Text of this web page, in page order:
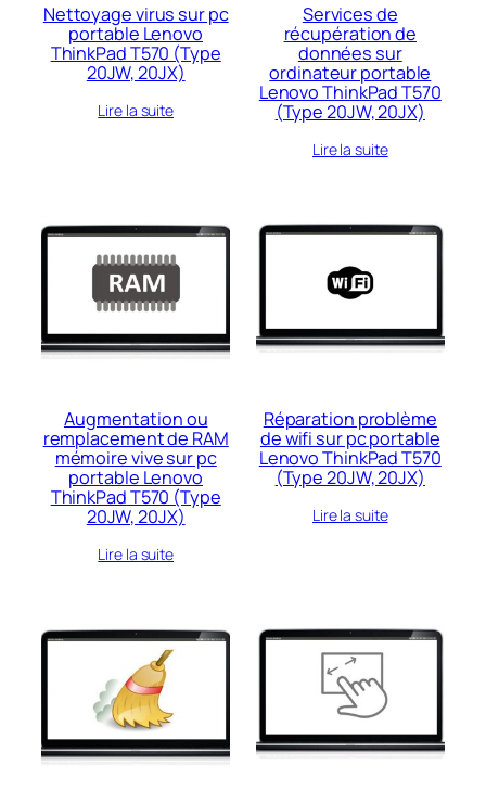
Nettoyage virus sur pc
portable Lenovo
ThinkPad T570 (Type
20JW, 20JX)
Lire la suite
Services de
récupération de
données sur
ordinateur portable
Lenovo ThinkPad T570
(Type 20JW, 20JX)
Lire la suite
Augmentation ou
remplacement de RAM
mémoire vive sur pc
portable Lenovo
ThinkPad T570 (Type
20JW, 20JX)
Lire la suite
Réparation problème
de wifi sur pc portable
Lenovo ThinkPad T570
(Type 20JW, 20JX)
Lire la suite